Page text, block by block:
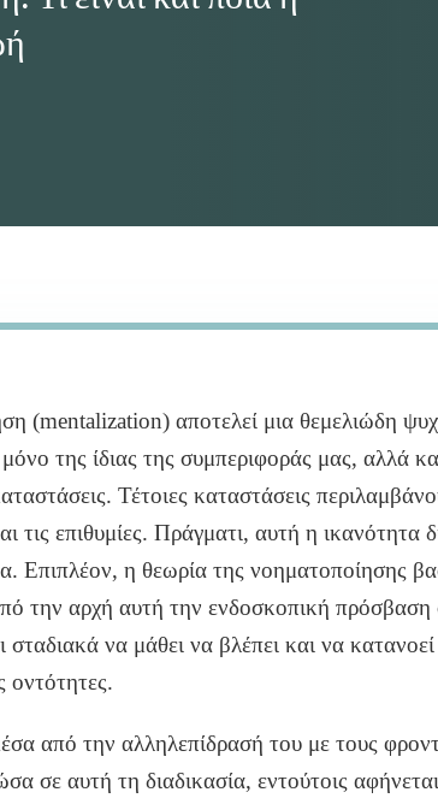
(mentalization) αποτελεί μια θεμελιώδη
της ίδιας της συμπεριφοράς μας, αλλά
Τέτοιες καταστάσεις
τις επιθυμίες. Πράγματι, αυτή η ικανότητα
Επιπλέον, η θεωρία της νοηματοποίησης
την αρχή αυτή την ενδοσκοπική πρόσβαση
σταδιακά να μάθει να βλέπει και να
οντότητες.
από την αλληλεπίδρασή του με τους
σε αυτή τη διαδικασία, εντούτοις